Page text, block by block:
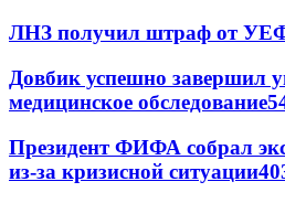
ЛНЗ получил штраф от
Довбик успешно завершил
медицинское обследование
Президент ФИФА собрал
из-за кризисной ситуации